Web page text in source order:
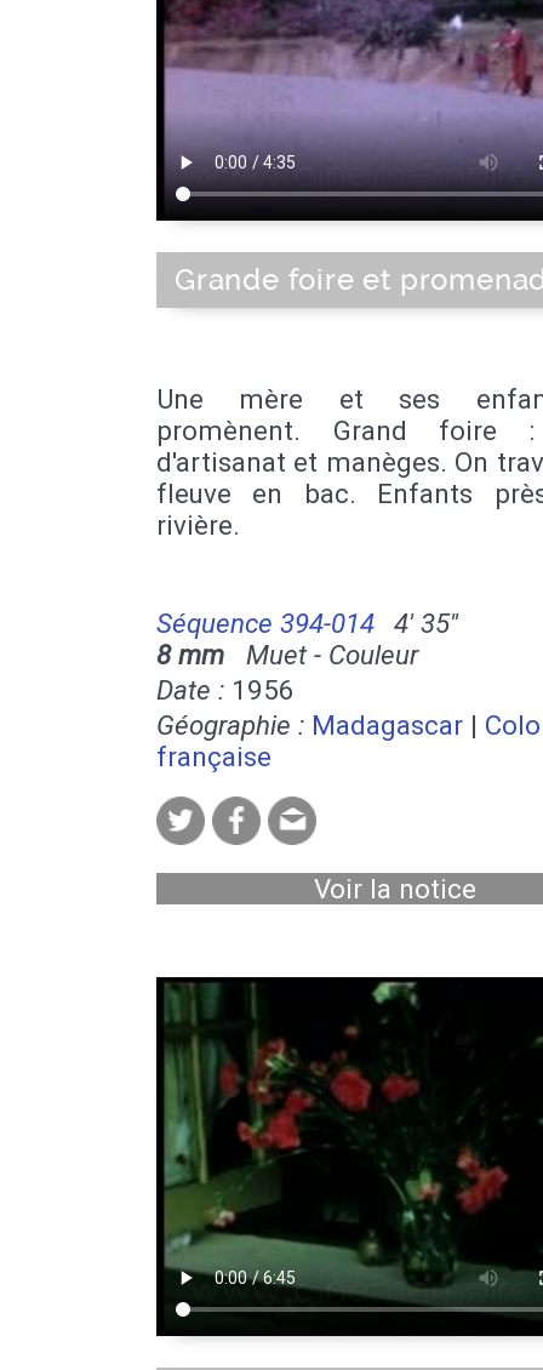
Grande foire et
Une mère et ses
promènent. Grand foire
d'artisanat et manèges. On
fleuve en bac. Enfants
rivière.
Séquence 394-014
4' 35''
8 mm Muet - Couleur
Date : 1956
Géographie : Madagascar |
française
Voir la notice